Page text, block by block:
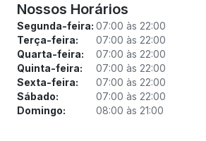
Nossos Horários
Segunda-feira: 07:00 às 22:00
Terça-feira:
07:00 às 22:00
Quarta-feira:
07:00 às 22:00
Quinta-feira:
07:00 às 22:00
Sexta-feira:
07:00 às 22:00
Sábado:
07:00 às 22:00
Domingo:
08:00 às 21:00